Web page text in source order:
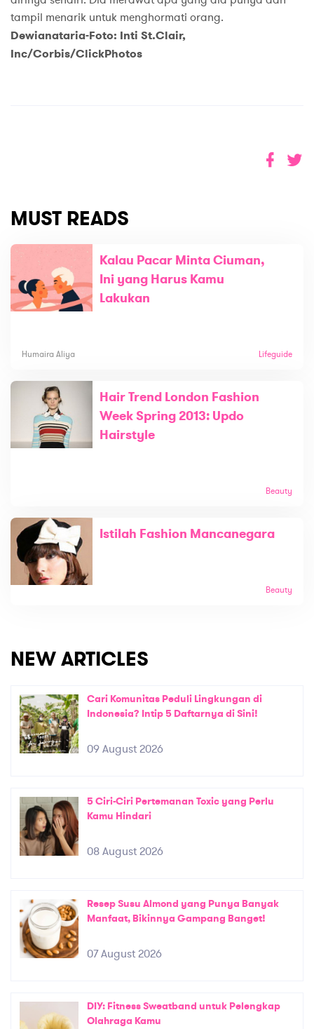
tampil menarik untuk menghormati orang.
Dewianataria-Foto: Inti St.Clair,
Inc/Corbis/ClickPhotos
MUST READS
Kalau Pacar Minta Ciuman,
Ini yang Harus Kamu
Lakukan
Humaira Aliya Lifeguide
Hair Trend London Fashion
Week Spring 2013: Updo
Hairstyle
Beauty
Istilah Fashion Mancanegara
Beauty
NEW ARTICLES
Cari Komunitas Peduli Lingkungan di
Indonesia? Intip 5 Daftarnya di Sini!
09 August 2026
5 Ciri-Ciri Pertemanan Toxic yang Perlu
Kamu Hindari
08 August 2026
Resep Susu Almond yang Punya Banyak
Manfaat, Bikinnya Gampang Banget!
07 August 2026
DIY: Fitness Sweatband untuk Pelengkap
Olahraga Kamu